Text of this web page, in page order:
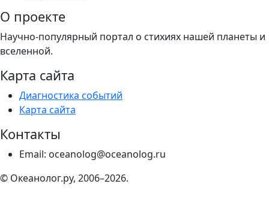
О проекте
Научно-популярный портал о стихиях нашей планеты и
вселенной.
Карта сайта
Диагностика событий
Карта сайта
Контакты
Email: oceanolog@oceanolog.ru
© Океанолог.ру, 2006–2026.